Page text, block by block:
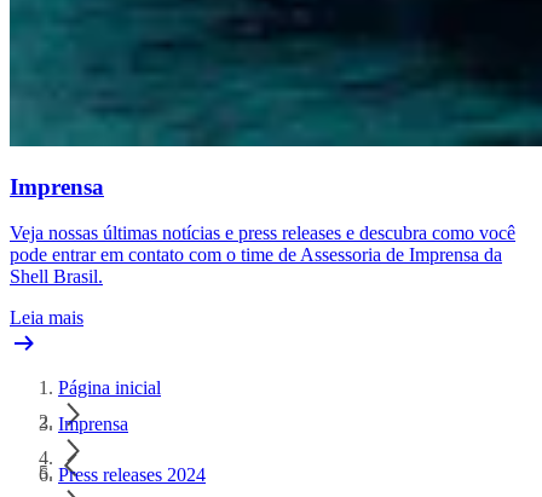
Imprensa
Veja nossas últimas notícias e press releases e descubra como você
pode entrar em contato com o time de Assessoria de Imprensa da
Shell Brasil.
Leia mais
Página inicial
Imprensa
Press releases 2024